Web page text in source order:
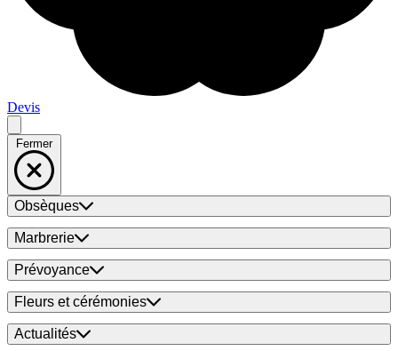
Devis
Fermer
Obsèques
Marbrerie
Prévoyance
Fleurs et cérémonies
Actualités